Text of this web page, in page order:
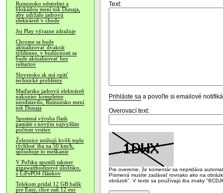
Rumunsko odstrelmi a
blokádou mení tok Dunaja,
aby udržalo jadrovú
elektráreň v chode
Joj Play výrazne zdražuje
Chrome sa bude
aktualizovať dvakrát
týždenne, v budúcnosti sa
bude aktualizovať bez
reštartov
Slovensko.sk má opäť
technické problémy
Maďarsko jadrovú elektráreň
nakoniec kompletne
neodstavilo, Rumunsko mení
tok Dunaja
Spustená výroba flash
pamäte s novým najvyšším
počtom vrstiev
Železnice znižujú kvôli teplu
rýchlosť iba na 50 km/h,
spôsobuje to meškanie
V Poľsku spustili takmer
gigawatthodinové úložisko,
z LiFePO4 článkov
Telekom pridal 12 GB balík
pre Easy, chce zaň 12 eur
Text:
Prihláste sa a povoľte si emailové
Overovací text:
Pre overenie, že komentár sa nepridáva
Písmená musíte zadávať rovnako ako na
obrázok". V texte sa používajú iba znaky